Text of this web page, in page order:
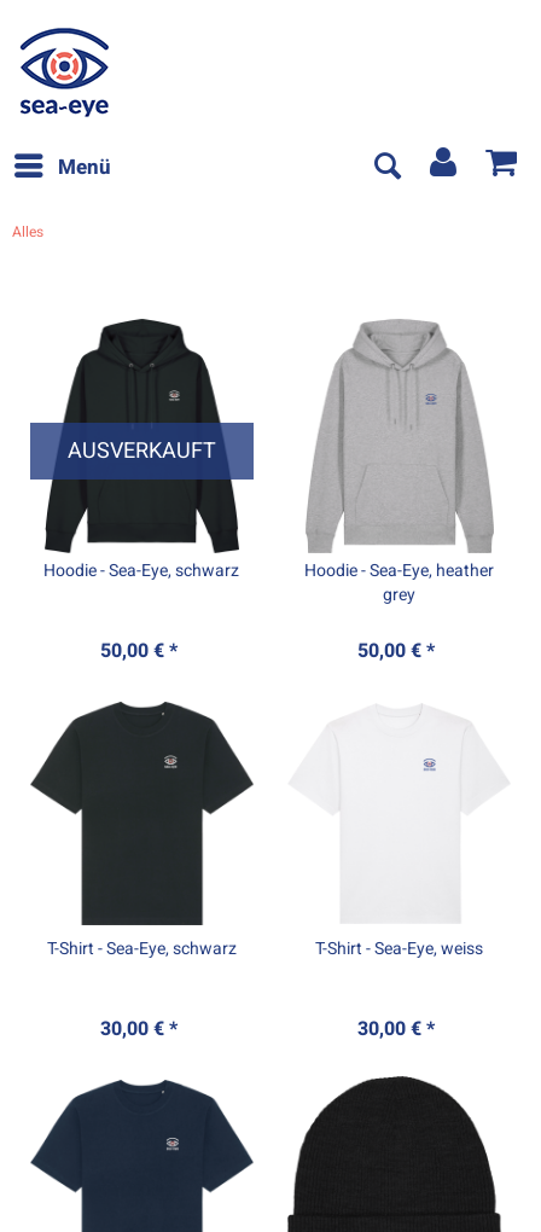
Menü
Alles
AUSVERKAUFT
Hoodie - Sea-Eye, schwarz
50,00 € *
Hoodie - Sea-Eye, heather
grey
50,00 € *
T-Shirt - Sea-Eye, schwarz
30,00 € *
T-Shirt - Sea-Eye, weiss
30,00 € *